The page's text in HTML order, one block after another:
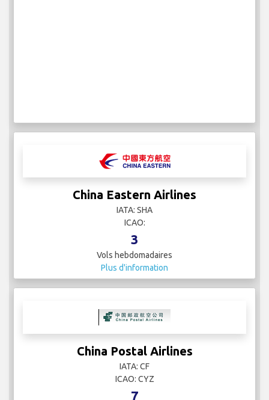
China Eastern Airlines
IATA: SHA
ICAO:
3
Vols hebdomadaires
Plus d'information
China Postal Airlines
IATA: CF
ICAO: CYZ
7